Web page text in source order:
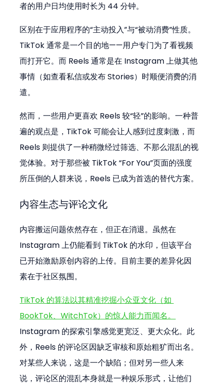
者的用户日均使用时长为 44 分钟。
区别在于应用程序的“主动投入”与“被动消费”性质。
TikTok 通常是一个目的地——用户专门为了看视频
而打开它。而 Reels 通常是在 Instagram 上做其他
事情（如查看私信或发布 Stories）时顺便消费的消
遣。
然而，一些用户更喜欢 Reels 较“轻”的影响。一种普
遍的观点是，TikTok 可能会让人感到过度刺激，而
Reels 则提供了一种稍微经过筛选、不那么混乱的视
觉体验。对于那些被 TikTok “For You”页面的强度
所压倒的人群来说，Reels 已成为首选的替代方案。
内容生态与评论文化
内容搬运问题依然存在，但正在消退。虽然在
Instagram 上仍能看到 TikTok 的水印，但该平台
已开始激励原创内容的上传。目前主要的差异化因
素在于社区氛围。
TikTok 的算法以其精准挖掘小众亚文化（如
BookTok、WitchTok）的惊人能力而闻名。
Instagram 的探索引擎感觉更宽泛、更大众化。此
外，Reels 的评论区因缺乏审核和原始粗犷而出名。
对某些人来说，这是一个缺陷；但对另一些人来
说，评论区的混乱本身就是一种娱乐形式，让他们